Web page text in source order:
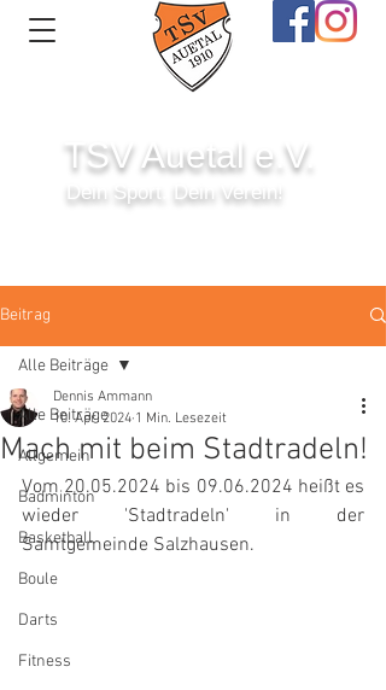
TSV Auetal e.V.
Dein Sport. Dein Verein!
Beitrag
Alle Beiträge
Allgemein
Badminton
Basketball
Boule
Darts
Fitness
Alle Beiträge
Mach mit beim Stadtradeln!
Dennis Ammann
10. Apr. 2024 1 Min. Lesezeit
Vom 20.05.2024 bis 09.06.2024 heißt es
wieder 'Stadtradeln' in der
Samtgemeinde Salzhausen.